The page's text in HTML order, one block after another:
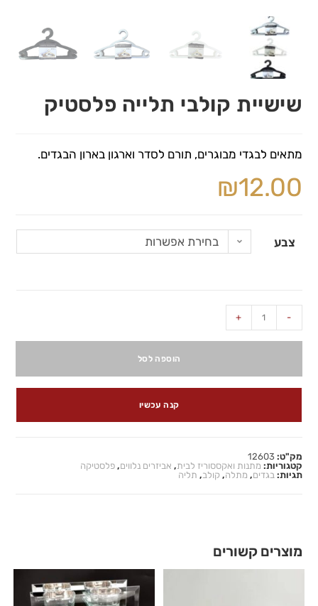
שישיית קולבי תלייה פלסטיק
מתאים לבגדי מבוגרים, תורם לסדר וארגון בארון הבגדים.
₪12.00
צבע בחירת אפשרות
-
+
הוספה לסל
קנה עכשיו
מק"ט:12603
קטגוריות: מתנות ואקססוריז לבית, אביזרים נלווים,פלסטיקה
תגיות:בגדים, מתלה, קולב, תליה
מוצרים קשורים